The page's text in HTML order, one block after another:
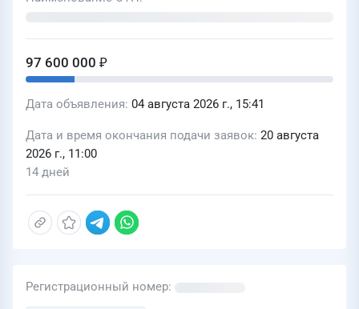
97 600 000 ₽
Дата объявления 04 августа 2026 г., 15:41
Дата и время окончания подачи заявок 20 августа
2026 г., 11:00
14 дней
Регистрационный номер